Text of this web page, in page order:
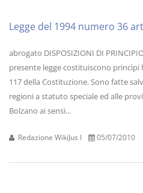
Legge del 1994 numero 36
abrogato DISPOSIZIONI DI
presente legge costituiscono
117 della Costituzione. Sono fatte
regioni a statuto speciale ed alle
Bolzano ai sensi...
Redazione WikiJus I 05/07/2010